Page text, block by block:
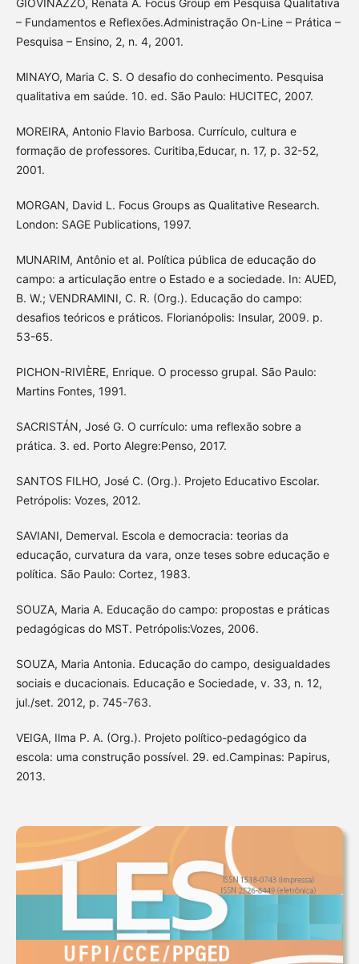
– Fundamentos e Reflexões.Administração On-Line – Prática –
Pesquisa – Ensino, 2, n. 4, 2001.
MINAYO, Maria C. S. O desafio do conhecimento. Pesquisa
qualitativa em saúde. 10. ed. São Paulo: HUCITEC, 2007.
MOREIRA, Antonio Flavio Barbosa. Currículo, cultura e
formação de professores. Curitiba,Educar, n. 17, p. 32-52,
2001.
MORGAN, David L. Focus Groups as Qualitative Research.
London: SAGE Publications, 1997.
MUNARIM, Antônio et al. Política pública de educação do
campo: a articulação entre o Estado e a sociedade. In: AUED,
B. W.; VENDRAMINI, C. R. (Org.). Educação do campo:
desafios teóricos e práticos. Florianópolis: Insular, 2009. p.
53-65.
PICHON-RIVIÈRE, Enrique. O processo grupal. São Paulo:
Martins Fontes, 1991.
SACRISTÁN, José G. O currículo: uma reflexão sobre a
prática. 3. ed. Porto Alegre:Penso, 2017.
SANTOS FILHO, José C. (Org.). Projeto Educativo Escolar.
Petrópolis: Vozes, 2012.
SAVIANI, Demerval. Escola e democracia: teorias da
educação, curvatura da vara, onze teses sobre educação e
política. São Paulo: Cortez, 1983.
SOUZA, Maria A. Educação do campo: propostas e práticas
pedagógicas do MST. Petrópolis:Vozes, 2006.
SOUZA, Maria Antonia. Educação do campo, desigualdades
sociais e ducacionais. Educação e Sociedade, v. 33, n. 12,
jul./set. 2012, p. 745-763.
VEIGA, Ilma P. A. (Org.). Projeto político-pedagógico da
escola: uma construção possível. 29. ed.Campinas: Papirus,
2013.